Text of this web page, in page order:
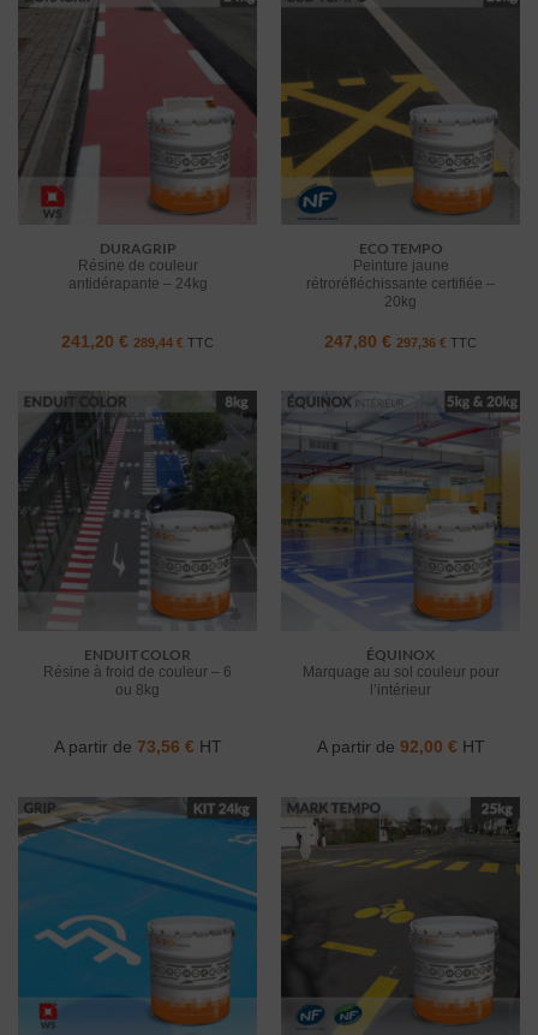
DURAGRIP
Résine de couleur
antidérapante – 24kg
241,20 € 289,44 € TTC
ECO TEMPO
Peinture jaune
rétroréfléchissante certifiée –
20kg
247,80 € 297,36 € TTC
ENDUIT COLOR
Résine à froid de couleur – 6
ou 8kg
A partir de 73,56 €HT
ÉQUINOX
Marquage au sol couleur pour
l’intérieur
A partir de 92,00 €HT